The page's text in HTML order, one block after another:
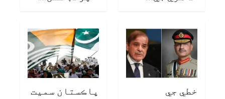
خطي جي
پاڪستان سميت